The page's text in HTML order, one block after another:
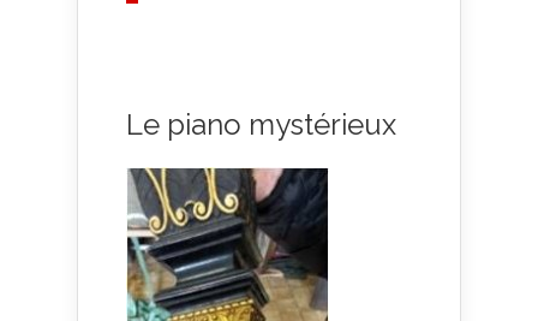
Le piano mystérieux